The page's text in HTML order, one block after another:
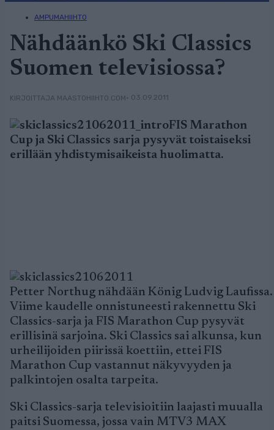
AMPUMAHIIHTO
Nähdäänkö Ski Classics
Suomen televisiossa?
KIRJOITTAJA MAASTOHIIHTO.COM• 03.09.2011
FIS Marathon
Cup ja Ski Classics sarja pysyvät toistaiseksi
erillään yhdistymisaikeista huolimatta.
Petter Northug nähdään König Ludvig Laufissa.
Viime kaudelle onnistuneesti rakennettu Ski
Classics-sarja ja FIS Marathon Cup pysyvät
erillisinä sarjoina. Ski Classics sai alkunsa, kun
urheilijoiden piirissä koettiin, ettei FIS
Marathon Cup vastannut näkyvyyden ja
palkintojen osalta tarpeita.
Ski Classics-sarja televisioitiin laajasti muualla
paitsi Suomessa, jossa vain MTV3 MAX